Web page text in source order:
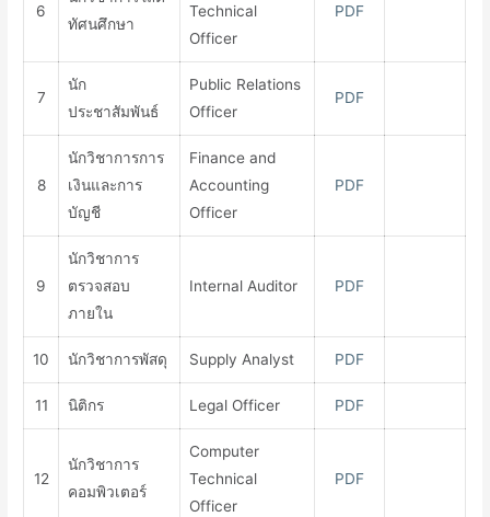
6
ทัศนศึกษา
Technical
Officer
PDF
7
นัก
ประชาสัมพันธ์
Public Relations
Officer
PDF
8
นักวิชาการการ
เงินและการ
บัญชี
Finance and
Accounting
Officer
PDF
9
นักวิชาการ
ตรวจสอบ
ภายใน
Internal Auditor PDF
10 นักวิชาการพัสดุ Supply Analyst PDF
11 นิติกร Legal Officer PDF
12
นักวิชาการ
คอมพิวเตอร์
Computer
Technical
Officer
PDF